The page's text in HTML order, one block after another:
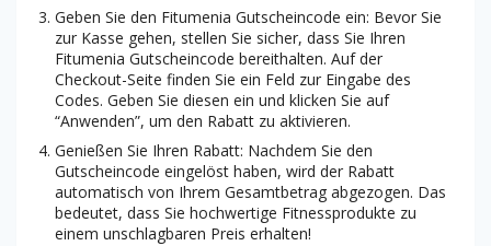
Geben Sie den Fitumenia Gutscheincode ein: Bevor Sie
zur Kasse gehen, stellen Sie sicher, dass Sie Ihren
Fitumenia Gutscheincode bereithalten. Auf der
Checkout-Seite finden Sie ein Feld zur Eingabe des
Codes. Geben Sie diesen ein und klicken Sie auf
“Anwenden”, um den Rabatt zu aktivieren.
Genießen Sie Ihren Rabatt: Nachdem Sie den
Gutscheincode eingelöst haben, wird der Rabatt
automatisch von Ihrem Gesamtbetrag abgezogen. Das
bedeutet, dass Sie hochwertige Fitnessprodukte zu
einem unschlagbaren Preis erhalten!